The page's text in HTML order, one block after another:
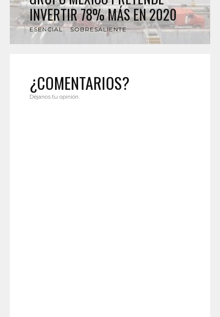
INVERTIR 78% MÁS EN 2020
ESENCIAL SOBRESALIENTE
¿COMENTARIOS?
Déjanos tu opinión.